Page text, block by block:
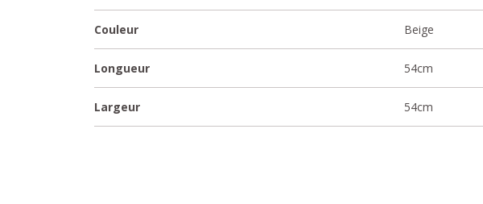
Couleur Beige
Longueur 54cm
Largeur 54cm